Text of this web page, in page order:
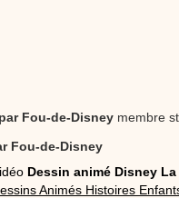
Fou-de-Disney membre
Fou-de-Disney
Dessin animé Disney
Animés Histoires